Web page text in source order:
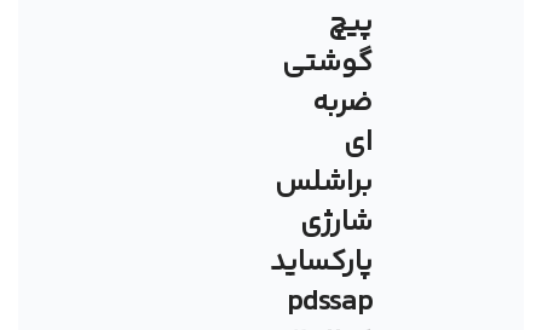
پیچ
گوشتی
ضربه
ای
براشلس
شارژی
پارکساید
pdssap